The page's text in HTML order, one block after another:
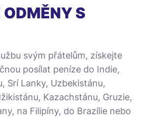
S
svým přátelům, získejte
posílat peníze do Indie,
Srí Lanky, Uzbekistánu,
Kazachstánu, Gruzie,
na Filipíny, do Brazílie nebo